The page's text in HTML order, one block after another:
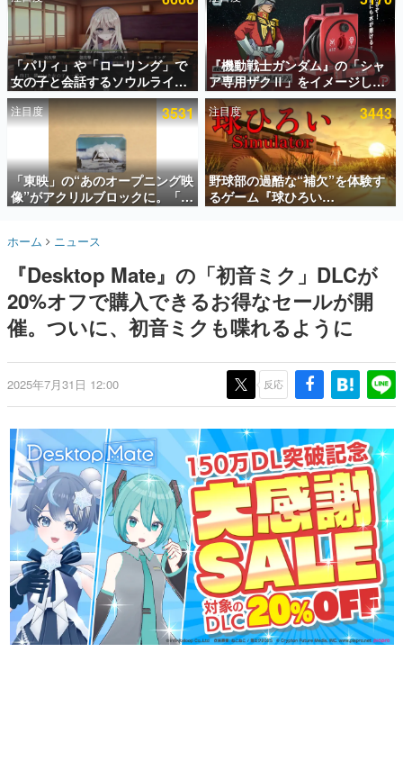
電ファミのいま読まれている記事ランキング
アプリセール情報
インタビュー
連載・特集一覧
殿堂入り記事
SNS拡散数が数千以上！ ページビュー数万以上！ などな
ど。多くの人々に読まれた、電ファミ渾身の“殿堂入り”記
事をまとめました。
名作ゲームクリエイターの方々に製作時のエピソードをお
きます。
赫本
この物語を解いてはいけない。『赫本』は、〈試験問題〉
の形をした短編ホラー小説集です。
これからのデジタルゲーム市場を担う若きクリエイター達
の姿を追い、彼らのルーツと情熱を探っていきます。
ゲーム世代の作家たち
ゲームに多大な影響を受けた作家さんに取材し、ゲームが
日本のコンテンツ産業やカルチャーに与えた影響を探る企
画です。
日本モバイルゲーム産業史
日本のモバイルゲーム史における主要なトピック・タイト
ルを網羅するほか、開発者へのインタビューや識者による
解説を掲載。約20年の歴史が一望できる決定版！
若ゲのいたり〜ゲームクリエイターの青春〜
『うつヌケ』『ペンと箸』等で知られるマンガ家・田中圭
一先生によるゲーム業界レポートマンガです。
「パリィ」や「ローリング」で
女の子と会話するソウルライク
恋愛ゲーム『小早川さんはソウ
ルライク』無料公開。返事に失
敗すると「YOU DIED」
『機動戦士ガンダム』の「シャ
ア専用ザクⅡ」をイメージした
散水ホースリールが予約開始。
本体にはシャアのパーソナルマ
ークやジオン公国軍のエンブレ
ム、型式番号などを配置
注目度 3531
「東映」の“あのオープニング映
像”がアクリルブロックに。「東
映ヒストリカル グッズコレクシ
注目度 3443
野球部の過酷な“補欠”を体験す
るゲーム『球ひろい
Simulator』が「1件」のウィッ
ダム・カム』開発元やチェコの
プロ野球選手から称賛の声
ホーム ニュース
『Desktop Mate』の「初音ミク」DLCが
20%オフで購入できるお得なセールが開
催。ついに、初音ミクも喋れるように
2025年7月31日 12:00 反応